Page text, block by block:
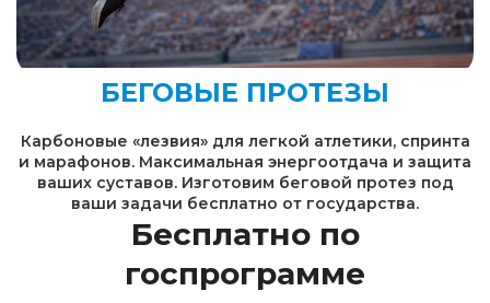
БЕГОВЫЕ ПРОТЕЗЫ
Карбоновые «лезвия» для легкой атлетики, спринта
и марафонов. Максимальная энергоотдача и защита
ваших суставов. Изготовим беговой протез под
ваши задачи бесплатно от государства.
Бесплатно по
госпрограмме